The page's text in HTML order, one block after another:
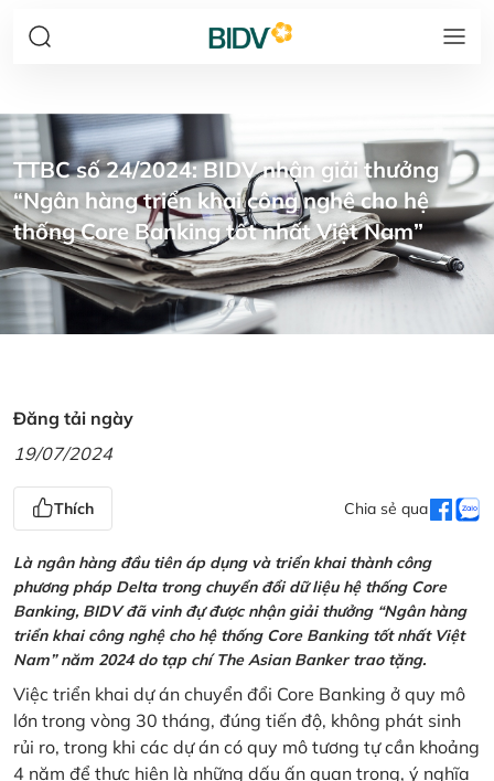
TTBC số 24/2024: BIDV nhận giải thưởng
“Ngân hàng triển khai công nghệ cho hệ
thống Core Banking tốt nhất Việt Nam”
Đăng tải ngày
19/07/2024
Thích Chia sẻ qua
Là ngân hàng đầu tiên áp dụng và triển khai thành công
phương pháp Delta trong chuyển đổi dữ liệu hệ thống Core
Banking, BIDV đã vinh đự được nhận giải thưởng “Ngân hàng
triển khai công nghệ cho hệ thống Core Banking tốt nhất Việt
Nam” năm 2024 do tạp chí The Asian Banker trao tặng.
Việc triển khai dự án chuyển đổi Core Banking ở quy mô
lớn trong vòng 30 tháng, đúng tiến độ, không phát sinh
rủi ro, trong khi các dự án có quy mô tương tự cần khoảng
4 năm để thực hiện là những dấu ấn quan trọng, ý nghĩa